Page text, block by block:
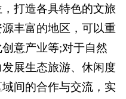
打造各具特色的文旅
丰富的地区，可以重
意产业等;对于自然
展生态旅游、休闲度
间的合作与交流，实